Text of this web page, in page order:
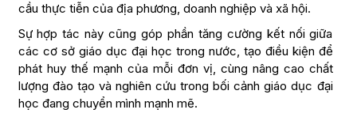
cầu thực tiễn của địa phương, doanh nghiệp và xã hội.
Sự hợp tác này cũng góp phần tăng cường kết nối giữa
các cơ sở giáo dục đại học trong nước, tạo điều kiện để
phát huy thế mạnh của mỗi đơn vị, cùng nâng cao chất
lượng đào tạo và nghiên cứu trong bối cảnh giáo dục đại
học đang chuyển mình mạnh mẽ.